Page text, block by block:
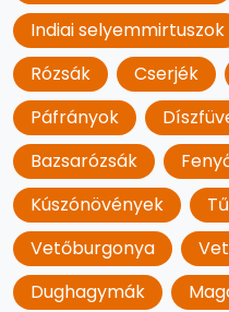
Indiai selyemmirtuszok
Rózsák
Cserjék
Páfrányok
Bazsarózsák
Kúszónövények
Vetőburgonya
Dughagymák